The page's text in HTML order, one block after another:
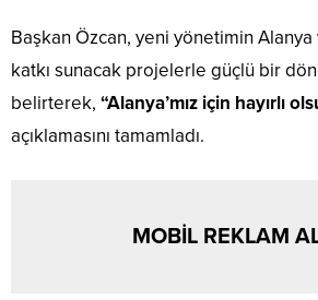
Başkan Özcan, yeni yönetimin
katkı sunacak projelerle güçlü bir
belirterek, “Alanya’mız için hayırlı
açıklamasını tamamladı.
MOBİL REKLAM